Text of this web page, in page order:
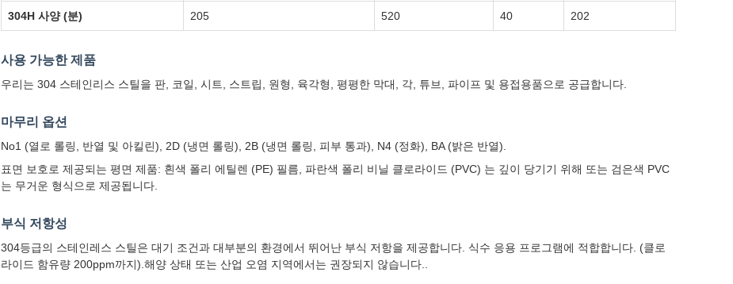
304H 사양 (분) 205 520 40 202
사용 가능한 제품
우리는 304 스테인리스 스틸을 판, 코일, 시트, 스트립, 원형, 육각형, 평평한 막대, 각, 튜브, 파이프 및 용접용품으로 공급합니다.
마무리 옵션
No1 (열로 롤링, 반열 및 아킬린), 2D (냉면 롤링), 2B (냉면 롤링, 피부 통과), N4 (정화), BA (밝은 반열).
표면 보호로 제공되는 평면 제품: 흰색 폴리 에틸렌 (PE) 필름, 파란색 폴리 비닐 클로라이드 (PVC) 는 깊이 당기기 위해 또는 검은색 PVC
는 무거운 형식으로 제공됩니다.
부식 저항성
304등급의 스테인레스 스틸은 대기 조건과 대부분의 환경에서 뛰어난 부식 저항을 제공합니다. 식수 응용 프로그램에 적합합니다. (클로
라이드 함유량 200ppm까지).해양 상태 또는 산업 오염 지역에서는 권장되지 않습니다..